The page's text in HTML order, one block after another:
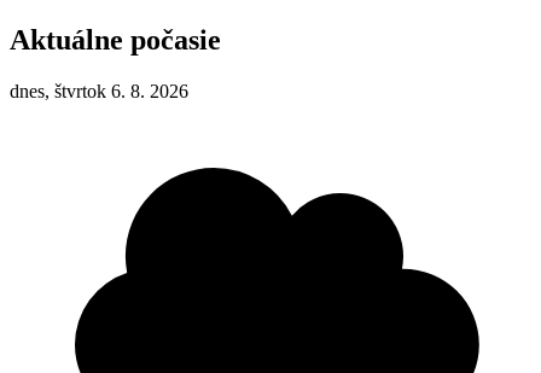
Aktuálne počasie
dnes, štvrtok 6. 8. 2026